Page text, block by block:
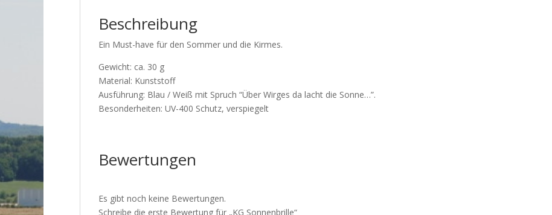
Beschreibung
Ein Must-have für den Sommer und die Kirmes.
Gewicht: ca. 30 g
Material: Kunststoff
Ausführung: Blau / Weiß mit Spruch “Über Wirges da lacht die Sonne…”.
Besonderheiten: UV-400 Schutz, verspiegelt
Bewertungen
Es gibt noch keine Bewertungen.
Schreibe die erste Bewertung für „KG Sonnenbrille“